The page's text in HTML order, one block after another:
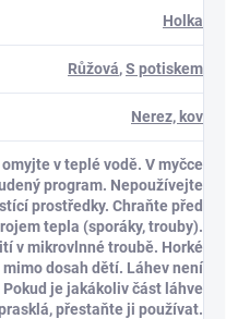
Holka
Růžová,S potiskem
Nerez, kov
v teplé vodě. V myčce
program. Nepoužívejte
prostředky. Chraňte před
tepla (sporáky, trouby).
v mikrovlnné troubě. Horké
dosah dětí. Láhev není
je jakákoliv část láhve
přestaňte ji používat.